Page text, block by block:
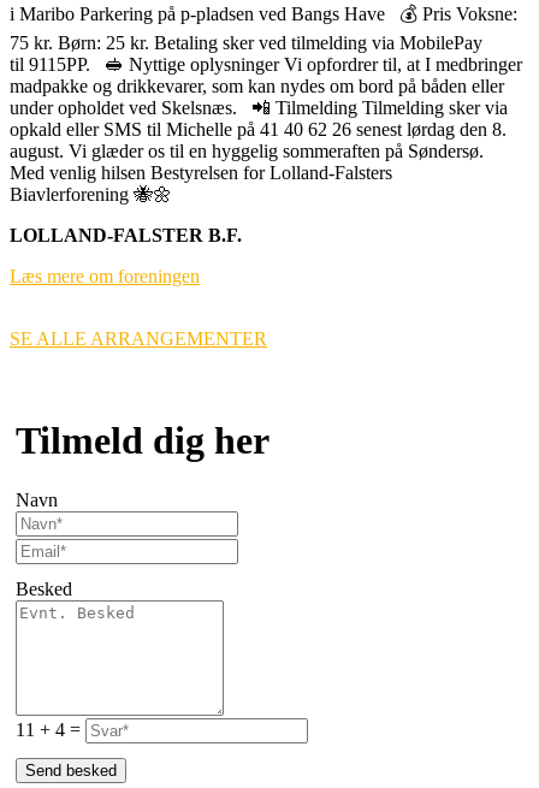
i Maribo Parkering på p-pladsen ved Bangs Have 💰 Pris Voksne:
75 kr. Børn: 25 kr. Betaling sker ved tilmelding via MobilePay
til 9115PP. 🥪 Nyttige oplysninger Vi opfordrer til, at I medbringer
madpakke og drikkevarer, som kan nydes om bord på båden eller
under opholdet ved Skelsnæs. 📲 Tilmelding Tilmelding sker via
opkald eller SMS til Michelle på 41 40 62 26 senest lørdag den 8.
august. Vi glæder os til en hyggelig sommeraften på Søndersø.
Med venlig hilsen Bestyrelsen for Lolland-Falsters
Biavlerforening 🐝🌼
LOLLAND-FALSTER B.F.
Læs mere om foreningen
SE ALLE ARRANGEMENTER
Tilmeld dig her
Navn
Besked
11 + 4 =
Send besked